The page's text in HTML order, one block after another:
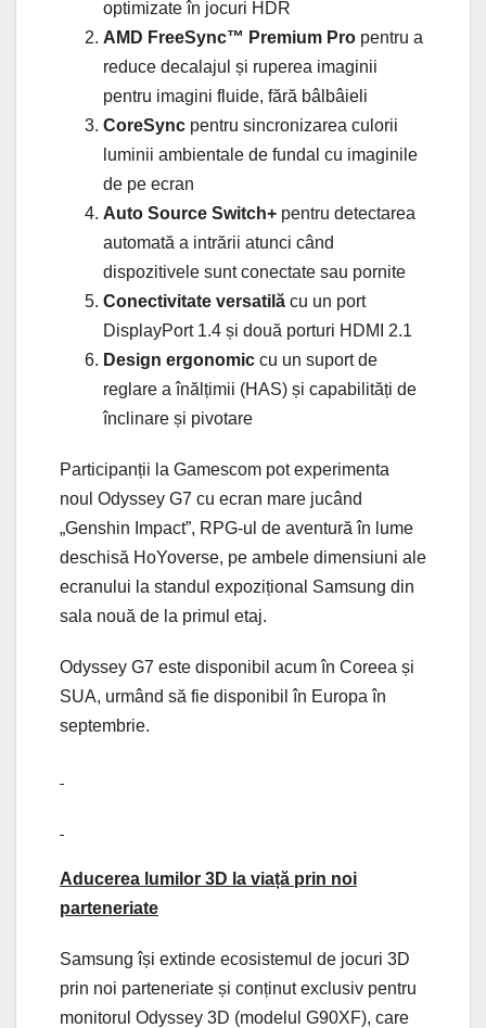
optimizate în jocuri HDR
AMD FreeSync™ Premium Pro pentru a
reduce decalajul și ruperea imaginii
pentru imagini fluide, fără bâlbâieli
CoreSync pentru sincronizarea culorii
luminii ambientale de fundal cu imaginile
de pe ecran
Auto Source Switch+ pentru detectarea
automată a intrării atunci când
dispozitivele sunt conectate sau pornite
Conectivitate versatilă cu un port
DisplayPort 1.4 și două porturi HDMI 2.1
Design ergonomic cu un suport de
reglare a înălțimii (HAS) și capabilități de
înclinare și pivotare
Participanții la Gamescom pot experimenta
noul Odyssey G7 cu ecran mare jucând
„Genshin Impact”, RPG-ul de aventură în lume
deschisă HoYoverse, pe ambele dimensiuni ale
ecranului la standul expozițional Samsung din
sala nouă de la primul etaj.
Odyssey G7 este disponibil acum în Coreea și
SUA, urmând să fie disponibil în Europa în
septembrie.
Aducerea lumilor 3D la viață prin noi
parteneriate
Samsung își extinde ecosistemul de jocuri 3D
prin noi parteneriate și conținut exclusiv pentru
monitorul Odyssey 3D (modelul G90XF), care